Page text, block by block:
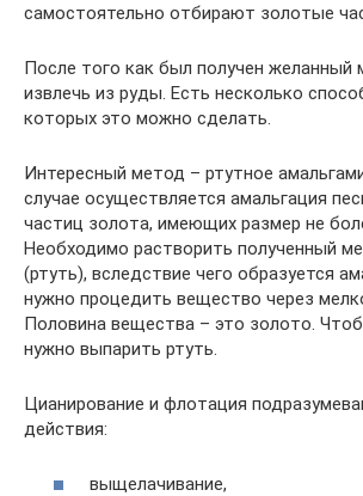
самостоятельно отбирают золотые
После того как был получен желанный
извлечь из руды. Есть несколько
которых это можно сделать.
Интересный метод – ртутное
случае осуществляется амальгация
частиц золота, имеющих размер не
Необходимо растворить полученный
(ртуть), вследствие чего образуется
нужно процедить вещество через
Половина вещества – это золото.
нужно выпарить ртуть.
Цианирование и флотация
действия:
выщелачивание,